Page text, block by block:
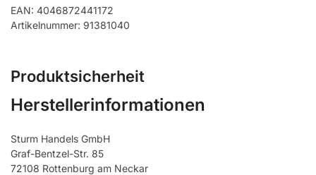
EAN: 4046872441172
Artikelnummer: 91381040
Produktsicherheit
Herstellerinformationen
Sturm Handels GmbH
Graf-Bentzel-Str. 85
72108 Rottenburg am Neckar